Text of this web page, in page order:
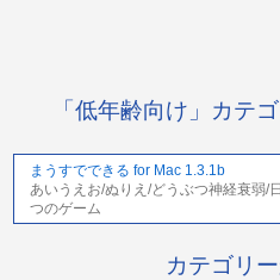
「低年齢向け」カテ
まうすでできる for Mac 1.3.1b
あいうえお/ぬりえ/どうぶつ神経衰弱/
つのゲーム
カテゴリ